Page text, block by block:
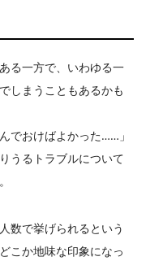
る一方で、いわゆる一
しまうこともあるかも
でおけばよかった……」
うるトラブルについて
数で挙げられるという
こか地味な印象になっ